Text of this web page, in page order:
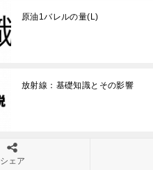
原油1バレルの量(L)
放射線：基礎知識とその影響
シェア